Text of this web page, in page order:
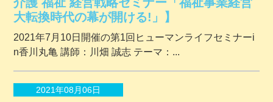
大転換時代の幕が開ける!」】
2021年7月10日開催の第1回ヒューマンライフセミナーi
n香川丸亀 講師：川畑 誠志 テーマ：...
2021年08月06日